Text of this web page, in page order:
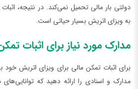
دولتی بار مالی تحمیل نمی‌کند. در نتیجه،
به ویزای اتریش بسیار حیاتی است.
مدارک مورد نیاز برای اثبات
برای اثبات تمکن مالی برای ویزای اتریش خود
مدارک و اسنادی را ارائه دهید که